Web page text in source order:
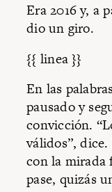
Era 2016 y, a
dio un giro.
{{ linea }}
En las
pausado y
convicción.
válidos”,
con la mirada
pase, quizás